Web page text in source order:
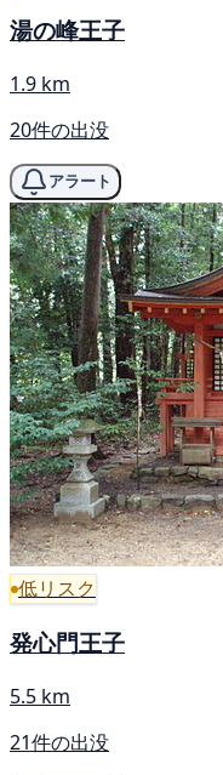
湯の峰王子
1.9 km
20件の出没
アラート
低リスク
発心門王子
5.5 km
21件の出没